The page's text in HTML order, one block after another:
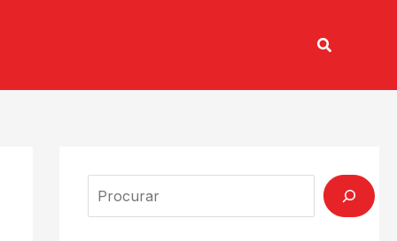
Pesquisar
Search